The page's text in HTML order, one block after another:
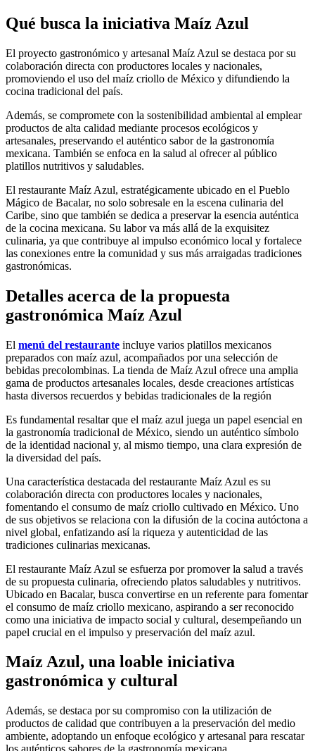
Qué busca la iniciativa Maíz Azul
El proyecto gastronómico y artesanal Maíz Azul se destaca por su
colaboración directa con productores locales y nacionales,
promoviendo el uso del maíz criollo de México y difundiendo la
cocina tradicional del país.
Además, se compromete con la sostenibilidad ambiental al emplear
productos de alta calidad mediante procesos ecológicos y
artesanales, preservando el auténtico sabor de la gastronomía
mexicana. También se enfoca en la salud al ofrecer al público
platillos nutritivos y saludables.
El restaurante Maíz Azul, estratégicamente ubicado en el Pueblo
Mágico de Bacalar, no solo sobresale en la escena culinaria del
Caribe, sino que también se dedica a preservar la esencia auténtica
de la cocina mexicana. Su labor va más allá de la exquisitez
culinaria, ya que contribuye al impulso económico local y fortalece
las conexiones entre la comunidad y sus más arraigadas tradiciones
gastronómicas.
Detalles acerca de la propuesta
gastronómica Maíz Azul
El menú del restaurante incluye varios platillos mexicanos
preparados con maíz azul, acompañados por una selección de
bebidas precolombinas. La tienda de Maíz Azul ofrece una amplia
gama de productos artesanales locales, desde creaciones artísticas
hasta diversos recuerdos y bebidas tradicionales de la región
Es fundamental resaltar que el maíz azul juega un papel esencial en
la gastronomía tradicional de México, siendo un auténtico símbolo
de la identidad nacional y, al mismo tiempo, una clara expresión de
la diversidad del país.
Una característica destacada del restaurante Maíz Azul es su
colaboración directa con productores locales y nacionales,
fomentando el consumo de maíz criollo cultivado en México. Uno
de sus objetivos se relaciona con la difusión de la cocina autóctona a
nivel global, enfatizando así la riqueza y autenticidad de las
tradiciones culinarias mexicanas.
El restaurante Maíz Azul se esfuerza por promover la salud a través
de su propuesta culinaria, ofreciendo platos saludables y nutritivos.
Ubicado en Bacalar, busca convertirse en un referente para fomentar
el consumo de maíz criollo mexicano, aspirando a ser reconocido
como una iniciativa de impacto social y cultural, desempeñando un
papel crucial en el impulso y preservación del maíz azul.
Maíz Azul, una loable iniciativa
gastronómica y cultural
Además, se destaca por su compromiso con la utilización de
productos de calidad que contribuyen a la preservación del medio
ambiente, adoptando un enfoque ecológico y artesanal para rescatar